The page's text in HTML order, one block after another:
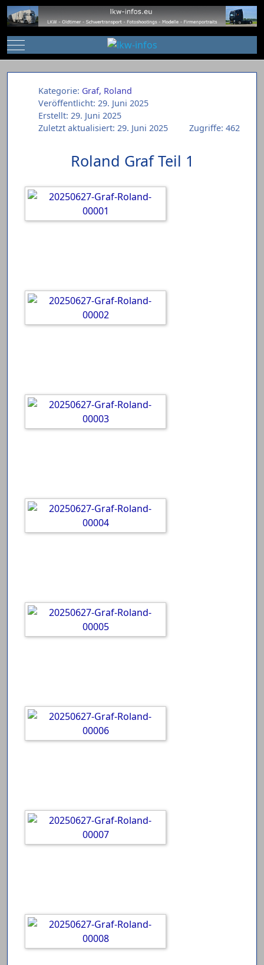
Mobile Menu Toggle
Kategorie: Graf, Roland
Veröffentlicht: 29. Juni 2025
Erstellt: 29. Juni 2025
Zuletzt aktualisiert: 29. Juni 2025
Zugriffe: 462
Roland Graf Teil 1